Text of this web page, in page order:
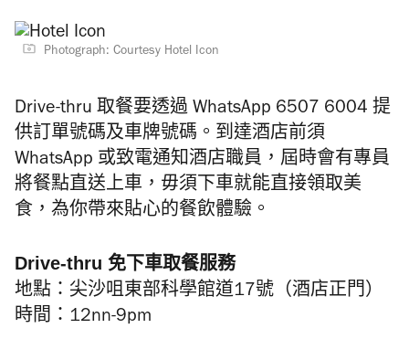
Photograph: Courtesy Hotel Icon
Drive-thru 取餐要透過 WhatsApp 6507 6004 提
供訂單號碼及車牌號碼。到達酒店前須
WhatsApp 或致電通知酒店職員，屆時會有專員
將餐點直送上車，毋須下車就能直接領取美
食，為你帶來貼心的餐飲體驗。
Drive-thru 免下車取餐服務
地點：尖沙咀東部科學館道17號（酒店正門）
時間：12nn-9pm